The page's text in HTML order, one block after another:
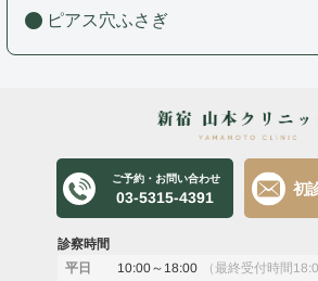
ピアス穴ふさぎ
ご予約・お問い合わせ
03-5315-4391
初
診察時間
平日 10:00～18:00 （最終受付時間